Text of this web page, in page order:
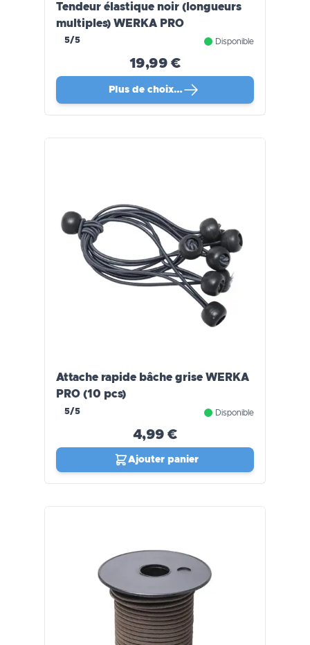
Tendeur élastique noir (longueurs
multiples) WERKA PRO
5/5 Disponible
19,99 €
Plus de choix…
Attache rapide bâche grise WERKA
PRO (10 pcs)
5/5 Disponible
4,99 €
Ajouter panier